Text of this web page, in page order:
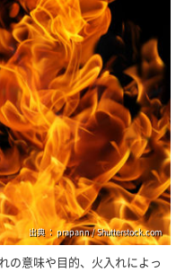
出典 ： prapann / Shutterstock.com
の意味や目的、火入れによっ